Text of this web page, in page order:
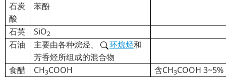
石炭
酸
苯酚
石英 SiO2
石油 主要由各种烷烃、 环烷烃和
芳香烃所组成的混合物
食醋
CH3COOH 含CH3COOH 3~5%